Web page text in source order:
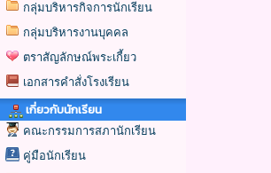
กลุ่มบริหารกิจการนักเรียน
กลุ่มบริหารงานบุคคล
ตราสัญลักษณ์พระเกี้ยว
เอกสารคำสั่งโรงเรียน
เกี่ยวกับนักเรียน
คณะกรรมการสภานักเรียน
คู่มือนักเรียน